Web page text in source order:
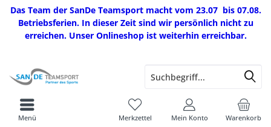
Das Team der SanDe Teamsport macht vom 23.07 bis 07.08.
Betriebsferien. In dieser Zeit sind wir persönlich nicht zu
erreichen. Unser Onlineshop ist weiterhin erreichbar.
Warenkorb
Merkzettel Mein Konto
Menü